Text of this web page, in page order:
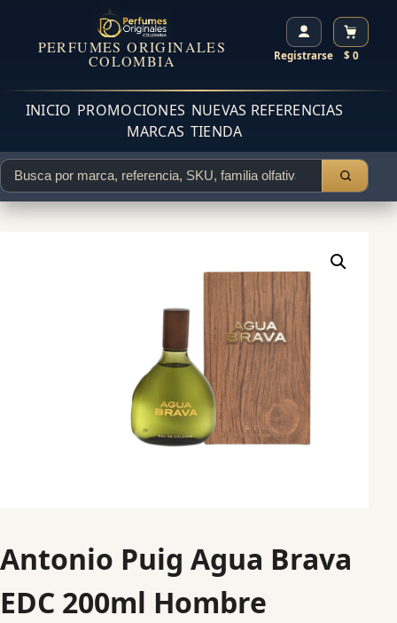
PERFUMES ORIGINALES
COLOMBIA Registrarse $ 0
INICIO PROMOCIONES NUEVAS REFERENCIAS
MARCAS TIENDA
Antonio Puig Agua Brava
EDC 200ml Hombre